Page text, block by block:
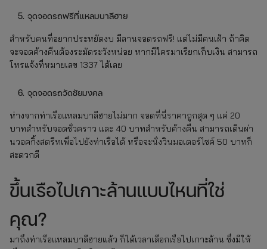
จุดจอดรถฟรีที่แหลมบาลีฮาย
สำหรับคนที่อยากประหยัดงบ มีลานจอดรถฟรี! แต่ไม่มีคนเฝ้า ถ้าคิด
จะจอดค้างคืนต้องระมัดระวังหน่อย หากมีใครมาเรียกเก็บเงิน สามารถ
โทรแจ้งที่หมายเลข 1337 ได้เลย
จุดจอดรถวัดชัยมงคล
ห่างจากท่าเรือแหลมบาลีฮายไม่มาก จอดที่นี่ราคาถูกสุด ๆ แค่ 20
บาทสำหรับจอดชั่วคราว และ 40 บาทสำหรับค้างคืน สามารถเดินผ่า
นวอคกิ้งสตรีทเพื่อไปยังท่าเรือได้ หรือจะนั่งวินมอเตอร์ไซค์ 50 บาทก็
สะดวกดี
ขึ้นเรือไปเกาะล้านแบบไหนที่ใช่
คุณ?
มาถึงท่าเรือแหลมบาลีฮายแล้ว ก็ได้เวลาเลือกเรือไปเกาะล้าน ซึ่งมีให้